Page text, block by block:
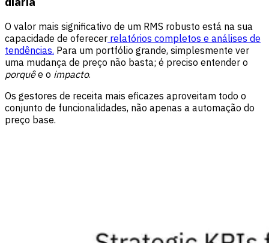
O valor mais significativo de um RMS robusto está na sua
capacidade de oferecer relatórios completos e análises de
tendências. Para um portfólio grande, simplesmente ver
uma mudança de preço não basta; é preciso entender o
porquêe o impacto.
Os gestores de receita mais eficazes aproveitam todo o
conjunto de funcionalidades, não apenas a automação do
preço base.